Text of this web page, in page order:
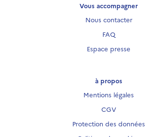
Vous accompagner
Nous contacter
FAQ
Espace presse
à propos
Mentions légales
CGV
Protection des données